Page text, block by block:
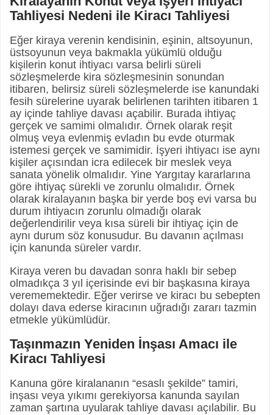
Tahliyesi Nedeni ile Kiracı Tahliyesi
Eğer kiraya verenin kendisinin, eşinin, altsoyunun,
üstsoyunun veya bakmakla yükümlü olduğu
kişilerin konut ihtiyacı varsa belirli süreli
sözleşmelerde kira sözleşmesinin sonundan
itibaren, belirsiz süreli sözleşmelerde ise kanundaki
fesih sürelerine uyarak belirlenen tarihten itibaren 1
ay içinde tahliye davası açabilir. Burada ihtiyaç
gerçek ve samimi olmalıdır. Örnek olarak reşit
olmuş veya evlenmiş evladın bu evde oturmak
istemesi gerçek ve samimidir. İşyeri ihtiyacı ise aynı
kişiler açısından icra edilecek bir meslek veya
sanata yönelik olmalıdır. Yine Yargıtay kararlarına
göre ihtiyaç sürekli ve zorunlu olmalıdır. Örnek
olarak kiralayanın başka bir yerde boş evi varsa bu
durum ihtiyacın zorunlu olmadığı olarak
değerlendirilir veya kısa süreli bir ihtiyaç için de
aynı durum söz konusudur. Bu davanın açılması
için kanunda süreler vardır.
Kiraya veren bu davadan sonra haklı bir sebep
olmadıkça 3 yıl içerisinde evi bir başkasına kiraya
verememektedir. Eğer verirse ve kiracı bu sebepten
dolayı dava ederse kiracının uğradığı zararı tazmin
etmekle yükümlüdür.
Taşınmazın Yeniden İnşası Amacı ile
Kiracı Tahliyesi
Kanuna göre kiralananın “esaslı şekilde” tamiri,
inşası veya yıkımı gerekiyorsa kanunda sayılan
zaman şartına uyularak tahliye davası açılabilir. Bu